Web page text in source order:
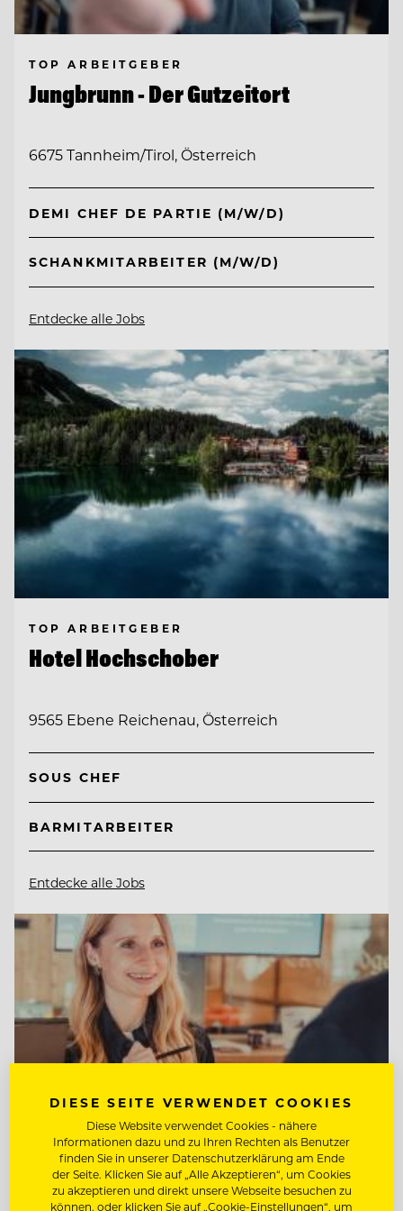
TOP ARBEITGEBER
Jungbrunn - Der Gutzeitort
6675 Tannheim/Tirol, Österreich
DEMI CHEF DE PARTIE (M/W/D)
SCHANKMITARBEITER (M/W/D)
Entdecke alle Jobs
TOP ARBEITGEBER
Hotel Hochschober
9565 Ebene Reichenau, Österreich
SOUS CHEF
BARMITARBEITER
Entdecke alle Jobs
TOP ARBEITGEBER
DIESE SEITE VERWENDET COOKIES
Diese Website verwendet Cookies - nähere
Informationen dazu und zu Ihren Rechten als Benutzer
finden Sie in unserer Datenschutzerklärung am Ende
der Seite. Klicken Sie auf „Alle Akzeptieren“, um Cookies
zu akzeptieren und direkt unsere Webseite besuchen zu
können, oder klicken Sie auf „Cookie-Einstellungen“, um